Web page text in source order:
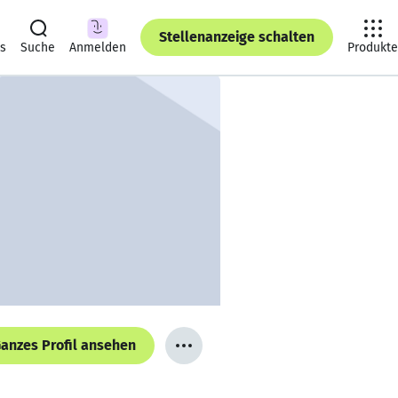
Suche Anmelden
Stellenanzeige schalten
Produkte
Profil ansehen